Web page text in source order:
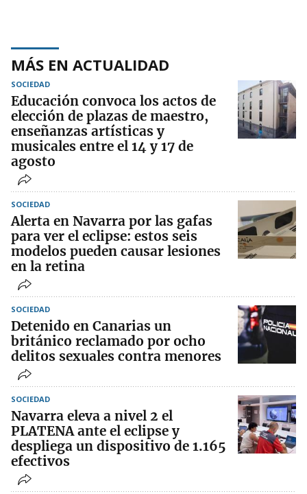
MÁS EN ACTUALIDAD
SOCIEDAD
Educación convoca los actos de
elección de plazas de maestro,
enseñanzas artísticas y
musicales entre el 14 y 17 de
agosto
SOCIEDAD
Alerta en Navarra por las gafas
para ver el eclipse: estos seis
modelos pueden causar lesiones
en la retina
SOCIEDAD
Detenido en Canarias un
británico reclamado por ocho
delitos sexuales contra menores
SOCIEDAD
Navarra eleva a nivel 2 el
PLATENA ante el eclipse y
despliega un dispositivo de 1.165
efectivos